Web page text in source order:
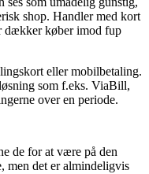
shop. Handler med kort
dækker køber imod fup
eller mobilbetaling.
som f.eks. ViaBill,
over en periode.
de for at være på den
men det er almindeligvis